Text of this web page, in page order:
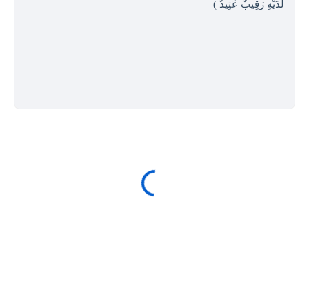
لَدَيْهِ رَقِيبٌ عَتِيدٌ )